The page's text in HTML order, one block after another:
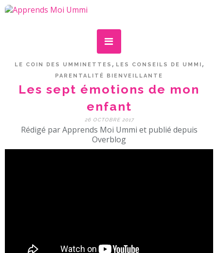
LE COIN DES UMMINETTES , LES CONSEILS DE UMMI ,
PARENTALITÉ BIENVEILLANTE
Les sept émotions de mon
enfant
26 OCTOBRE 2017
Rédigé par Apprends Moi Ummi et publié depuis
Overblog